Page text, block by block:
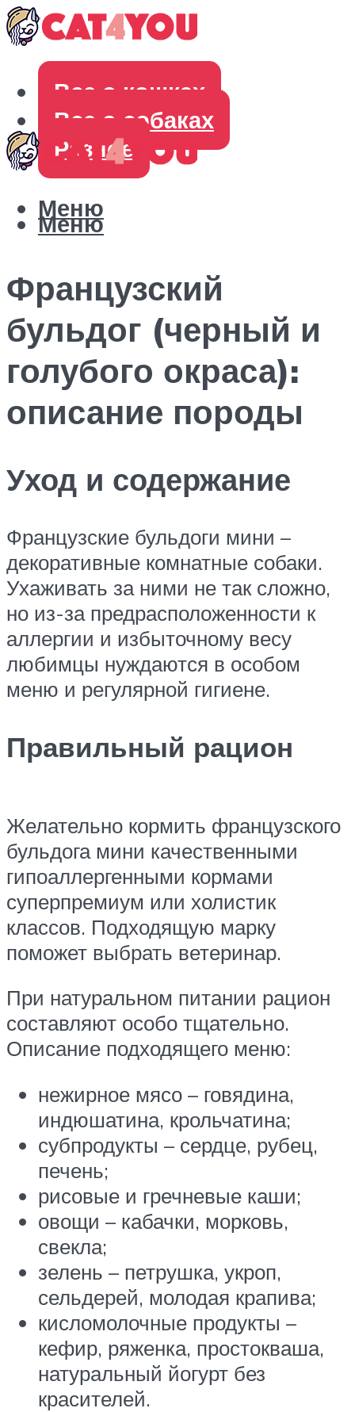
Все о кошках
Все о собаках
Разное
Меню
Меню
Французский
бульдог (черный и
голубого окраса):
описание породы
Уход и содержание
Французские бульдоги мини –
декоративные комнатные собаки.
Ухаживать за ними не так сложно,
но из-за предрасположенности к
аллергии и избыточному весу
любимцы нуждаются в особом
меню и регулярной гигиене.
Правильный рацион
Желательно кормить французского
бульдога мини качественными
гипоаллергенными кормами
суперпремиум или холистик
классов. Подходящую марку
поможет выбрать ветеринар.
При натуральном питании рацион
составляют особо тщательно.
Описание подходящего меню:
нежирное мясо – говядина,
индюшатина, крольчатина;
субпродукты – сердце, рубец,
печень;
рисовые и гречневые каши;
овощи – кабачки, морковь,
свекла;
зелень – петрушка, укроп,
сельдерей, молодая крапива;
кисломолочные продукты –
кефир, ряженка, простокваша,
натуральный йогурт без
красителей.